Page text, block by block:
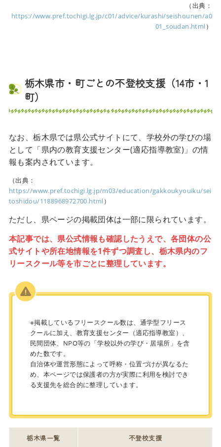
（出典：
https://www.pref.tochigi.lg.jp/c01/advice/kurashi/seishounen/a0
01_soudan.html）
栃木県市・町ごとの不登校支援（14市・1
町）
なお、栃木県では県公式サイトにて、学校外の学びの場
として「県内の教育支援センター(適応指導教室)」の情
報も案内されています。
（出典：
https://www.pref.tochigi.lg.jp/m03/education/gakkoukyouiku/sei
toshidou/1188968972700.html）
ただし、県ページの掲載団体は一部に限られています。
本記事では、県公式情報も確認したうえで、各団体の公
式サイトや所在地情報を1件ずつ調査し、栃木県内のフ
リースクール等を市ごとに整理しています。
※掲載しているフリースクール数は、通学型フリース
クールに加え、教育支援センター（適応指導教室）、
民間団体、NPO等の「学校以外の学び・居場所」を含
めた数です。
自治体や運営形態によって呼称・位置づけが異なるた
め、本ページでは保護者の方が実際に利用を検討でき
る支援先を総合的に整理しています。
栃木県一覧 不登校支援